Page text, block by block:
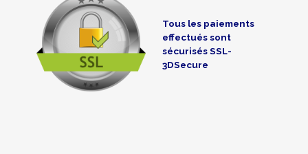
Tous les paiements
effectués sont
sécurisés SSL-
3DSecure